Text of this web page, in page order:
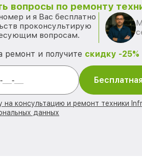
вопросы по ремонту
и я Вас бесплатно
проконсультирую
вопросам.
ремонт и получите скидку -25%
на консультацию и ремонт техники
данных